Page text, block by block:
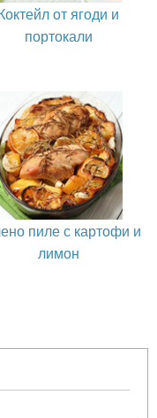
от ягоди и
портокали
пиле с картофи и
лимон